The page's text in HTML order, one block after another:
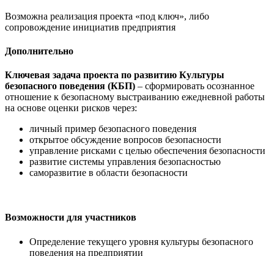
Возможна реализация проекта «под ключ», либо
сопровождение инициатив предприятия
Дополнительно
Ключевая задача проекта по развитию Культуры
безопасного поведения (КБП) – сформировать осознанное
отношение к безопасному выстраиванию ежедневной работы
на основе оценки рисков через:
личный пример безопасного поведения
открытое обсуждение вопросов безопасности
управление рисками с целью обеспечения безопасности
развитие системы управления безопасностью
саморазвитие в области безопасности
Возможности для участников
Определение текущего уровня культуры безопасного
поведения на предприятии